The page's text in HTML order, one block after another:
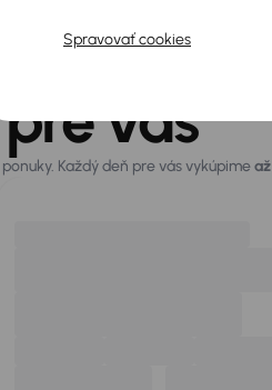
vás
Každý deň pre vás vykúpime
Spravovať cookies